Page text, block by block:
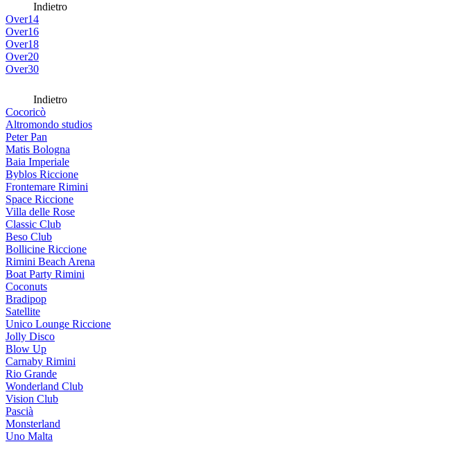
Indietro
Over14
Over16
Over18
Over20
Over30
Indietro
Cocoricò
Altromondo studios
Peter Pan
Matis Bologna
Baia Imperiale
Byblos Riccione
Frontemare Rimini
Space Riccione
Villa delle Rose
Classic Club
Beso Club
Bollicine Riccione
Rimini Beach Arena
Boat Party Rimini
Coconuts
Bradipop
Satellite
Unico Lounge Riccione
Jolly Disco
Blow Up
Carnaby Rimini
Rio Grande
Wonderland Club
Vision Club
Pascià
Monsterland
Uno Malta